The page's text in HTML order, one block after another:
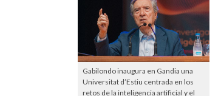
Gabilondo inaugura en Gandia una
Universitat d’Estiu centrada en los
retos de la inteligencia artificial y el